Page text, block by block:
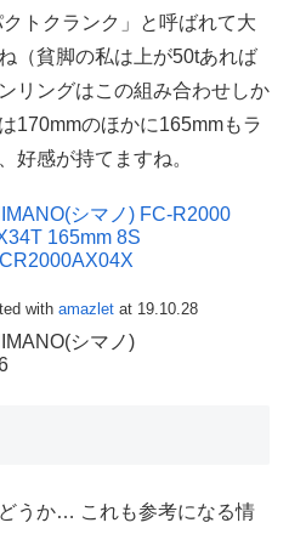
トクランク」と呼ばれて大
（貧脚の私は上が50tあれば
リングはこの組み合わせしか
170mmのほかに165mmもラ
好感が持てますね。
シマノ) FC-R2000
165mm 8S
with amazlet at 19.10.28
シマノ)
うか… これも参考になる情